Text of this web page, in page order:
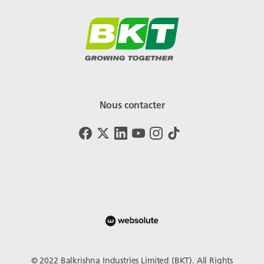
Nous contacter
© 2022 Balkrishna Industries Limited (BKT). All Rights